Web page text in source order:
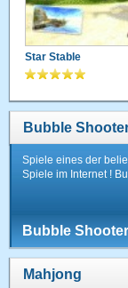
Star Stable
Bubble
Spiele eines der
Spiele im Internet !
Bubble Shooter
Mahjong